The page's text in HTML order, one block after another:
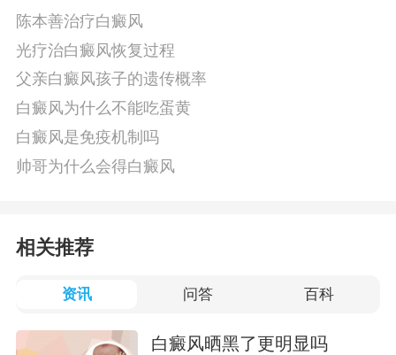
陈本善治疗白癜风
光疗治白癜风恢复过程
父亲白癜风孩子的遗传概率
白癜风为什么不能吃蛋黄
白癜风是免疫机制吗
帅哥为什么会得白癜风
相关推荐
资讯 问答 百科
白癜风晒黑了更明显吗